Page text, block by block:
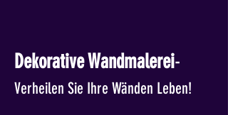
Dekorative Wandmalerei-
Verheilen Sie Ihre Wänden Leben!